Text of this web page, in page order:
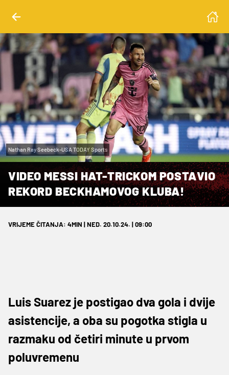
Nathan Ray Seebeck-USA TODAY Sports
VIDEO MESSI HAT-TRICKOM POSTAVIO
REKORD BECKHAMOVOG KLUBA!
VRIJEME ČITANJA: 4MIN | NED. 20.10.24. | 09:00
Luis Suarez je postigao dva gola i dvije
asistencije, a oba su pogotka stigla u
razmaku od četiri minute u prvom
poluvremenu